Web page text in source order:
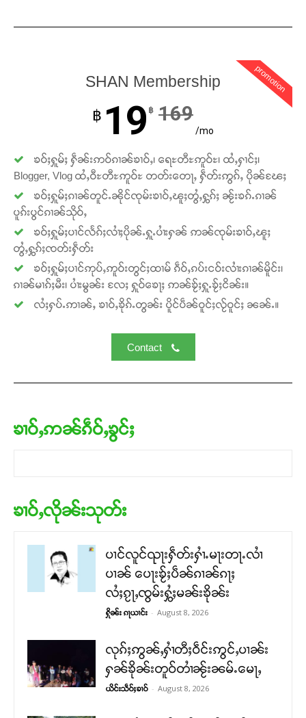
promotion
SHAN Membership
฿ 19 ฿ 169
/mo
ၶဝ်ႈႁူမ်ႈ ႁဵၼ်းဢဝ်ၵၢၼ်ၶၢဝ်ႇ၊ ရေႊတီႊဢူဝ်ႊ၊ ထႆႇႁၢင်ႈ၊
Blogger, Vlog ထႆႇဝီႊတီႊဢူဝ်ႊ တတ်းတေႃႇ ႁဵတ်းဢွၵ်ႇ ပိုၼ်ၽႄႈ
ၶဝ်ႈႁူမ်ႈၵၢၼ်တူင်ႉၼိုင်ၸုမ်းၶၢဝ်ႇၽူႈတွႆႇႁွၵ်ႈ ၼႂ်းၶၵ်ႉၵၢၼ်
ပူၵ်းပွင်ၵၢၼ်သိုဝ်ႇ
ၶဝ်ႈႁူမ်ႈပၢင်လႅၵ်ႈလၢႆႈပိုၼ်ႉႁူႉပၢႆးႁၼ် ဢၼ်ၸုမ်းၶၢဝ်ႇၽူႈ
တွႆႇႁွၵ်ႈၸတ်းႁဵတ်း
ၶဝ်ႈႁူမ်ႈပၢင်ဢုပ်ႇဢူဝ်းတွင်ႈထၢမ် ၵဵဝ်ႇၵပ်းငဝ်းလၢႆးၵၢၼ်မိူင်း၊
ၵၢၼ်မၢၵ်ႈမီး၊ ပၢႆးမွၼ်း လႄႈ ႁူဝ်ၶေႃႈ ဢၼ်ၶႂ်ႈႁူႉၶႂ်ႈငိၼ်း။
လႆႈႁပ်ႉဢၢၼ်ႇ ၶၢဝ်ႇၶိုၵ်ႉတွၼ်း ပိူင်ပဵၼ်ဝူင်ႈလႂ်ဝူင်ႈ ၼၼ်ႉ။
Contact
ၶၢဝ်ႇဢၼ်ၵဵဝ်ႇၶွင်ႈ
ၶၢဝ်ႇလိုၼ်းသုတ်း
ပၢင်လူင်ၺႃးႁဵတ်းႁၢႆႉမႃးတႃႉလၢႆ
ပၢၼ် ​​ပေႃးၶႂ်ႈပဵၼ်ၵၢၼ်ၵႃႈ
လႆႈၵႂႃႇၸွမ်းႁွႆႈမၼ်းၶိုၼ်း
ႁိုၼ်း ၵႃယၢင်း - August 8, 2026
လုၵ်ႈဢွၼ်ႇႁၢႆတီႈဝဵင်းဢွင်ႇပၢၼ်း
ႁၼ်ၶိုၼ်းတူဝ်တၢႆၼႂ်းၼမ်ႉမေႃႇ
ယိင်းသဵဝ်ႈၶၢဝ် - August 8, 2026